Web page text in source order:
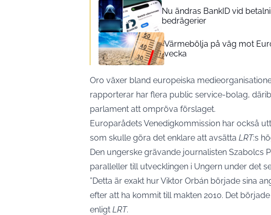
Nu ändras BankID vid
bedrägerier
Värmebölja på väg mot
vecka
Oro växer bland europeiska
rapporterar har flera public service-bolag,
parlament att ompröva förslaget.
Europarådets Venedigkommission har också
som skulle göra det enklare att avsätta LRT:s
Den ungerske grävande journalisten Szabolcs
paralleller till utvecklingen i Ungern under det
”Detta är exakt hur Viktor Orbán började sina
efter att ha kommit till makten 2010. Det
enligt LRT.